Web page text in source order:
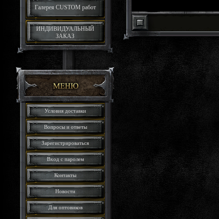
Галерея CUSTOM работ
ИНДИВИДУАЛЬНЫЙ
ЗАКАЗ
Условия доставки
Вопросы и ответы
Зарегистрироваться
Вход с паролем
Контакты
Новости
Для оптовиков